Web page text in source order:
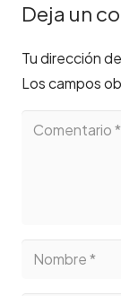
Deja un
Tu dirección
Los campos